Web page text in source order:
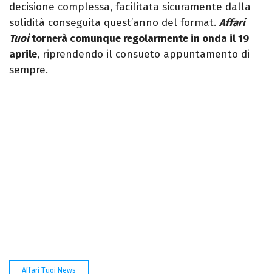
decisione complessa, facilitata sicuramente dalla
solidità conseguita quest’anno del format. Affari
Tuoitornerà comunque regolarmente in onda il 19
aprile, riprendendo il consueto appuntamento di
sempre.
Affari Tuoi News